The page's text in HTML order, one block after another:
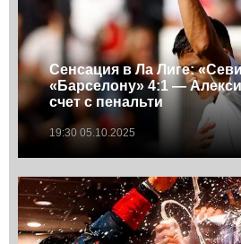
Сенсация в Ла Лиге:
«Барселону» 4:1 —
счет с пенальти
19:30 05.10.2025